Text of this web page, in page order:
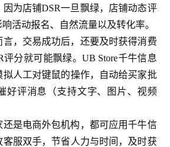
为店铺DSR一旦飘绿，店铺动态评
活动报名、自然流量以及转化率。
，交易成功后，还要及时获得消费
评分就可能飘绿。UB Store千牛信息
人工对键鼠的操作，自动给买家批
好评消息（支持文字、图片、视频
是电商外包机构，都可应用千牛信
服双手，节省人力与时间，及时获